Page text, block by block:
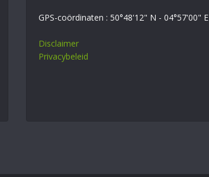
GPS-coördinaten : 50°48'12" N - 04°57'00" E
Disclaimer
Privacybeleid